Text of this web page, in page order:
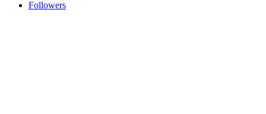
Followers